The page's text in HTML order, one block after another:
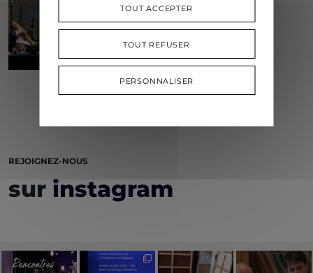
AFTERMOVIE
REJOIGNEZ-NOUS
sur instagram
TOUT ACCEPTER
TOUT REFUSER
PERSONNALISER